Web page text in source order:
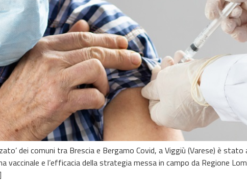
dei comuni tra Brescia e Bergamo Covid, a Viggiù (Varese) è
vaccinale e l’efficacia della strategia messa in campo da Regione